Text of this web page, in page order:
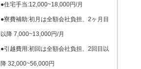
●住宅手当:12,000~18,000円/月
●寮費補助:初月は全額会社負担、2ヶ月目
以降 7,000~13,000円/月
●引越費用:初回は全額会社負担、2回目以
降 32,000~56,000円